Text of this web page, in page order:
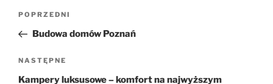
Nawigacja
Poprzedni
wpis
POPRZEDNI
Budowa domów Poznań
Następny
wpis
NASTĘPNE
Kampery luksusowe – komfort na najwyższym